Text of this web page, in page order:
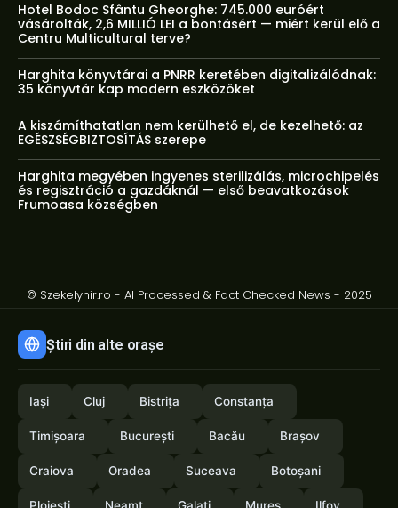
Hotel Bodoc Sfântu Gheorghe: 745.000 euróért
vásárolták, 2,6 MILLIÓ LEI a bontásért — miért kerül elő a
Centru Multicultural terve?
Harghita könyvtárai a PNRR keretében digitalizálódnak:
35 könyvtár kap modern eszközöket
A kiszámíthatatlan nem kerülhető el, de kezelhető: az
EGÉSZSÉGBIZTOSÍTÁS szerepe
Harghita megyében ingyenes sterilizálás, microchipelés
és regisztráció a gazdáknál — első beavatkozások
Frumoasa községben
© Szekelyhir.ro - AI Processed & Fact Checked News - 2025
Știri din alte orașe
Iași Cluj Bistrița Constanța
Timișoara București Bacău Brașov
Craiova Oradea Suceava Botoșani